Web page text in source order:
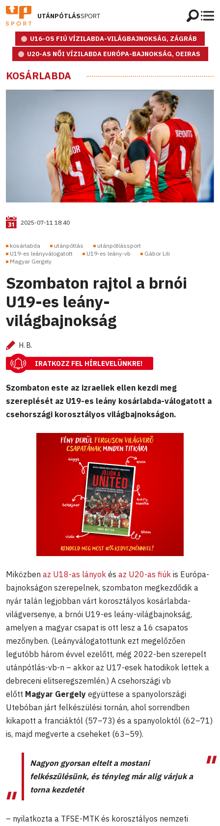
UTÁNPÓTLÁSSPORT
U16-OS FIÚ VÍZILABDA-VILÁGBAJNOKSÁG, ZÁGRÁB
U20-AS NŐI VÍZILABDA EURÓPA-BAJNOKSÁG, OEIRAS
KOSÁRLABDA
2025-07-11 18:40
kosárlabda utánpótlás
utánpótlássport
U19-es leányválogatott
U19-es leány-vb
Gábor Lili
Magyar Gergely
Szombaton rajtol a brnói
U19-es leány-
világbajnokság
H. B.
IRATKOZZ FEL HÍRLEVELÜNKRE!
Szombaton este az izraeliek ellen kezdi meg
szereplését az U19-es leány kosárlabda-válogatott a
csehországi korosztályos világbajnokságon.
Miközben az U18-as lányok és az U20-as fiúk is Európa-
bajnokságon szerepelnek, szombaton megkezdődik a
nyár talán legjobban várt korosztályos kosárlabda-
világversenye, a brnói U19-es leány-világbajnokság,
amelyen a magyar csapat is ott lesz a 16 csapatos
mezőnyben. (Leányválogatottunk ezt megelőzően
legutóbb három évvel ezelőtt, még 2022-ben szerepelt
utánpótlás-vb-n – akkor az U17-esek hatodikok lettek a
debreceni elitseregszemlén.) A csehországi vb
előtt Magyar Gergely együttese a spanyolországi
Utebóban járt felkészülési tornán, ahol sorrendben
kikapott a franciáktól (57–73) és a spanyoloktól (62–71)
is, majd megverte a cseheket (63–59).
Nagyon gyorsan eltelt a mostani
felkészülésünk, és tényleg már alig várjuk a
torna kezdetét
– nyilatkozta a TFSE-MTK és korosztályos nemzeti